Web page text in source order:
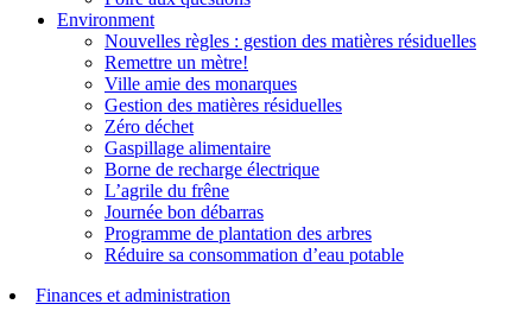
Environment
Nouvelles règles : gestion des matières résiduelles
Remettre un mètre!
Ville amie des monarques
Gestion des matières résiduelles
Zéro déchet
Gaspillage alimentaire
Borne de recharge électrique
L’agrile du frêne
Journée bon débarras
Programme de plantation des arbres
Réduire sa consommation d’eau potable
Finances et administration